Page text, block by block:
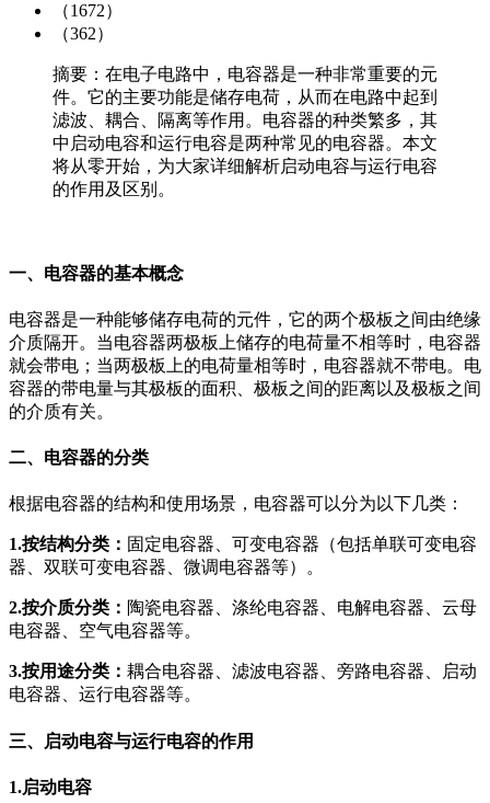
（1672）
（362）
摘要：​在电子电路中，电容器是一种非常重要的元
件。它的主要功能是储存电荷，从而在电路中起到
滤波、耦合、隔离等作用。电容器的种类繁多，其
中启动电容和运行电容是两种常见的电容器。本文
将从零开始，为大家详细解析启动电容与运行电容
的作用及区别。
一、电容器的基本概念
电容器是一种能够储存电荷的元件，它的两个极板之间由绝缘
介质隔开。当电容器两极板上储存的电荷量不相等时，电容器
就会带电；当两极板上的电荷量相等时，电容器就不带电。电
容器的带电量与其极板的面积、极板之间的距离以及极板之间
的介质有关。
二、电容器的分类
根据电容器的结构和使用场景，电容器可以分为以下几类：
1.按结构分类： 固定电容器、可变电容器（包括单联可变电容
器、双联可变电容器、微调电容器等）。
2.按介质分类： 陶瓷电容器、涤纶电容器、电解电容器、云母
电容器、空气电容器等。
3.按用途分类： 耦合电容器、滤波电容器、旁路电容器、启动
电容器、运行电容器等。
三、启动电容与运行电容的作用
1.启动电容